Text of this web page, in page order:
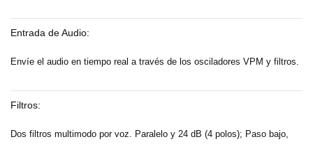
Entrada de Audio:
Envíe el audio en tiempo real a través de los osciladores VPM y filtros.
Filtros:
Dos filtros multimodo por voz. Paralelo y 24 dB (4 polos); Paso bajo,